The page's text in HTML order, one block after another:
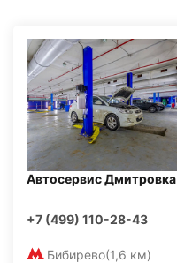
Автосервис Дмитровка
+7 (499) 110-28-43
Бибирево(1,6 км)